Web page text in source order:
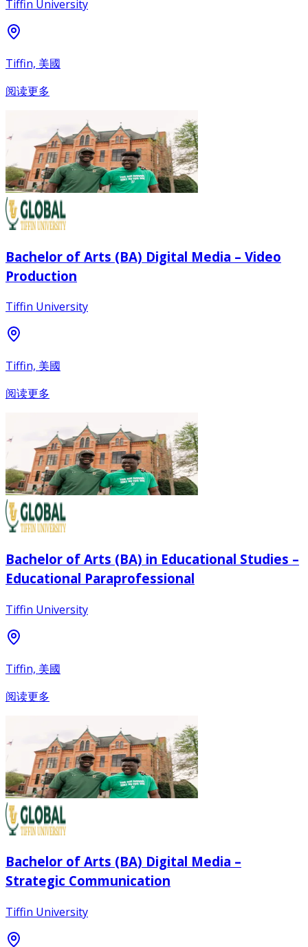
Tiffin University
Tiffin, 美國
阅读更多
Bachelor of Arts (BA) Digital Media – Video
Production
Tiffin University
Tiffin, 美國
阅读更多
Bachelor of Arts (BA) in Educational Studies –
Educational Paraprofessional
Tiffin University
Tiffin, 美國
阅读更多
Bachelor of Arts (BA) Digital Media –
Strategic Communication
Tiffin University